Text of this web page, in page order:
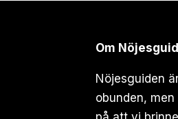
Om
Nöjesguiden
obunden,